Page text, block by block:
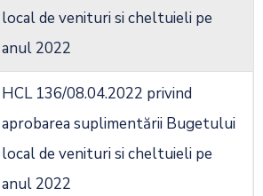
local de venituri si cheltuieli pe
anul 2022
HCL 136/08.04.2022 privind
aprobarea suplimentării Bugetului
local de venituri si cheltuieli pe
anul 2022